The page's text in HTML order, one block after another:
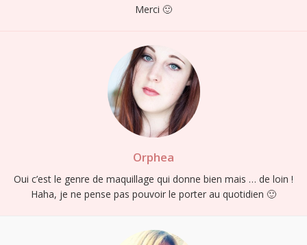
Merci 🙂
Orphea
Oui c’est le genre de maquillage qui donne bien mais … de loin !
Haha, je ne pense pas pouvoir le porter au quotidien 🙂